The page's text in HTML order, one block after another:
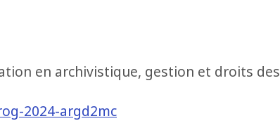
en archivistique, gestion et droits des
2024-argd2mc